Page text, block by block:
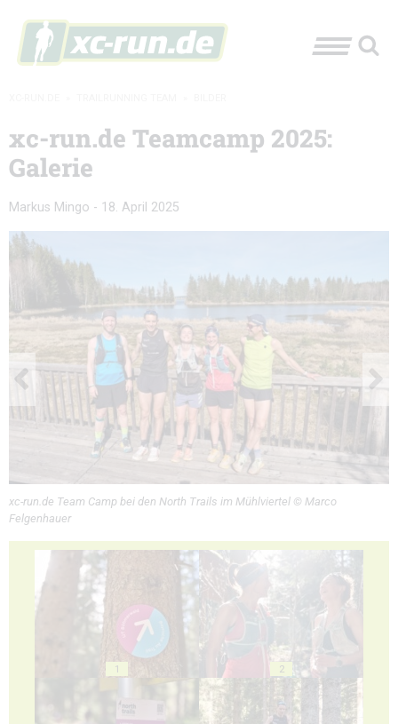
xc-run.de Teamcamp 2025:
Galerie
Markus Mingo - 18. April 2025
xc-run.de Team Camp bei den North Trails im Mühlviertel © Marco
Felgenhauer
1 2